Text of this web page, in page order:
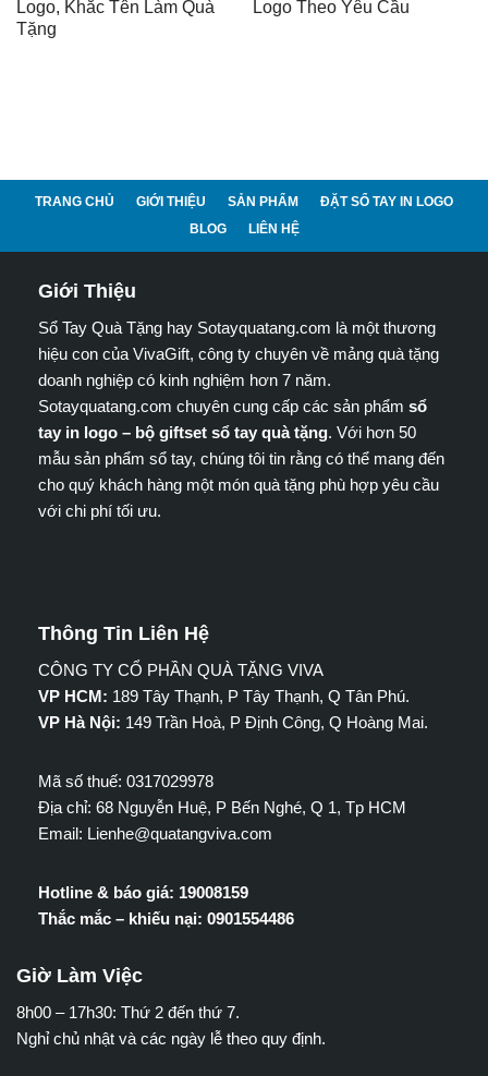
Logo, Khắc Tên Làm Quà
Tặng
Logo Theo Yêu Cầu
TRANG CHỦ GIỚI THIỆU SẢN PHẨM
ĐẶT SỔ TAY IN LOGO
BLOG
LIÊN HỆ
Giới Thiệu
Sổ Tay Quà Tặng hay Sotayquatang.com là một thương
hiệu con của VivaGift, công ty chuyên về mảng quà tặng
doanh nghiệp có kinh nghiệm hơn 7 năm.
Sotayquatang.com chuyên cung cấp các sản phẩm sổ
tay in logo – bộ giftset sổ tay quà tặng. Với hơn 50
mẫu sản phẩm sổ tay, chúng tôi tin rằng có thể mang đến
cho quý khách hàng một món quà tặng phù hợp yêu cầu
với chi phí tối ưu.
Thông Tin Liên Hệ
CÔNG TY CỔ PHẦN QUÀ TẶNG VIVA
VP HCM: 189 Tây Thạnh, P Tây Thạnh, Q Tân Phú.
VP Hà Nội: 149 Trần Hoà, P Định Công, Q Hoàng Mai.
Mã số thuế: 0317029978
Địa chỉ: 68 Nguyễn Huệ, P Bến Nghé, Q 1, Tp HCM
Email: Lienhe@quatangviva.com
Hotline & báo giá: 19008159
Thắc mắc – khiếu nại: 0901554486
Giờ Làm Việc
8h00 – 17h30: Thứ 2 đến thứ 7.
Nghỉ chủ nhật và các ngày lễ theo quy định.